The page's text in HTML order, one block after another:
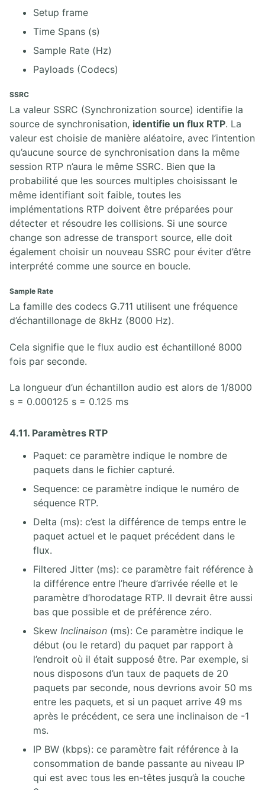
Setup frame
Time Spans (s)
Sample Rate (Hz)
Payloads (Codecs)
SSRC
La valeur SSRC (Synchronization source) identifie la
source de synchronisation, identifie un flux RTP. La
valeur est choisie de manière aléatoire, avec l’intention
qu’aucune source de synchronisation dans la même
session RTP n’aura le même SSRC. Bien que la
probabilité que les sources multiples choisissant le
même identifiant soit faible, toutes les
implémentations RTP doivent être préparées pour
détecter et résoudre les collisions. Si une source
change son adresse de transport source, elle doit
également choisir un nouveau SSRC pour éviter d’être
interprété comme une source en boucle.
Sample Rate
La famille des codecs G.711 utilisent une fréquence
d’échantillonage de 8kHz (8000 Hz).
Cela signifie que le flux audio est échantilloné 8000
fois par seconde.
La longueur d’un échantillon audio est alors de 1/8000
s = 0.000125 s = 0.125 ms
4.11. Paramètres RTP
Paquet: ce paramètre indique le nombre de
paquets dans le fichier capturé.
Sequence: ce paramètre indique le numéro de
séquence RTP.
Delta (ms): c’est la différence de temps entre le
paquet actuel et le paquet précédent dans le
flux.
Filtered Jitter (ms): ce paramètre fait référence à
la différence entre l’heure d’arrivée réelle et le
paramètre d’horodatage RTP. Il devrait être aussi
bas que possible et de préférence zéro.
Skew Inclinaison (ms): Ce paramètre indique le
début (ou le retard) du paquet par rapport à
l’endroit où il était supposé être. Par exemple, si
nous disposons d’un taux de paquets de 20
paquets par seconde, nous devrions avoir 50 ms
entre les paquets, et si un paquet arrive 49 ms
après le précédent, ce sera une inclinaison de -1
ms.
IP BW (kbps): ce paramètre fait référence à la
consommation de bande passante au niveau IP
qui est avec tous les en-têtes jusqu’à la couche